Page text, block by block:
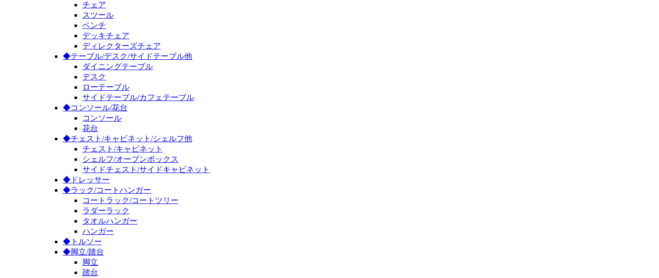
チェア
スツール
ベンチ
デッキチェア
ディレクターズチェア
◆テーブル/デスク/サイドテーブル他
ダイニングテーブル
デスク
ローテーブル
サイドテーブル/カフェテーブル
◆コンソール/花台
コンソール
花台
◆チェスト/キャビネット/シェルフ他
チェスト/キャビネット
シェルフ/オープンボックス
サイドチェスト/サイドキャビネット
◆ドレッサー
◆ラック/コートハンガー
コートラック/コートツリー
ラダーラック
タオルハンガー
ハンガー
◆トルソー
◆脚立/踏台
脚立
踏台